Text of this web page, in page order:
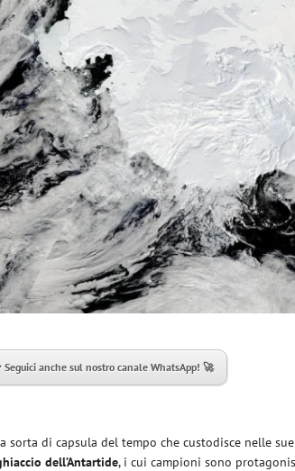
anche sul nostro canale WhatsApp! 🚀
sorta di capsula del tempo che custodisce nelle
dell’Antartide, i cui campioni sono